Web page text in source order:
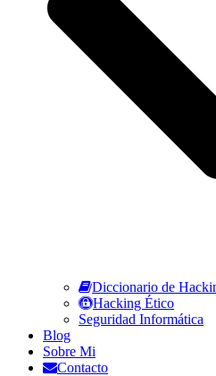
Diccionario de
Hacking Ético
Seguridad Informática
Blog
Sobre Mi
Contacto